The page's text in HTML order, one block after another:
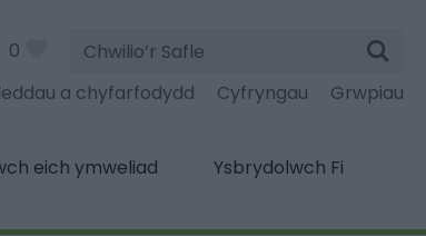
0
Chwilio’r
Safle
a chyfarfodydd Cyfryngau Grwpiau
eich ymweliad
Ysbrydolwch Fi